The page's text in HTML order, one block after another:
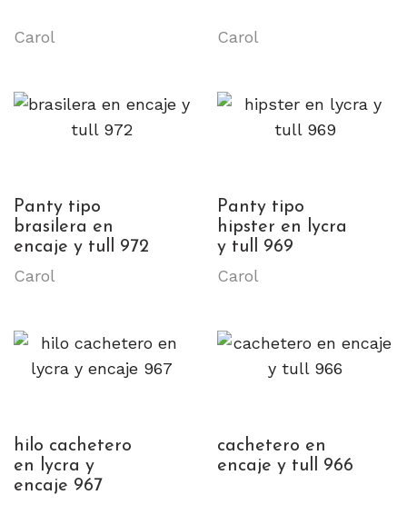
Carol Carol
Panty tipo
brasilera en
encaje y tull 972
Carol
Panty tipo
hipster en lycra
y tull 969
Carol
hilo cachetero
en lycra y
encaje 967
cachetero en
encaje y tull 966